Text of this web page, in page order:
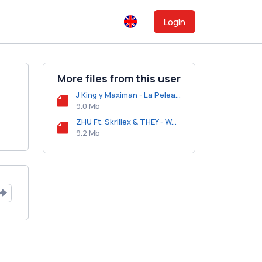
Login
More files from this user
J King y Maximan - La Pelea.mp3
9.0 Mb
ZHU Ft. Skrillex & THEY - Working for It.mp3
9.2 Mb